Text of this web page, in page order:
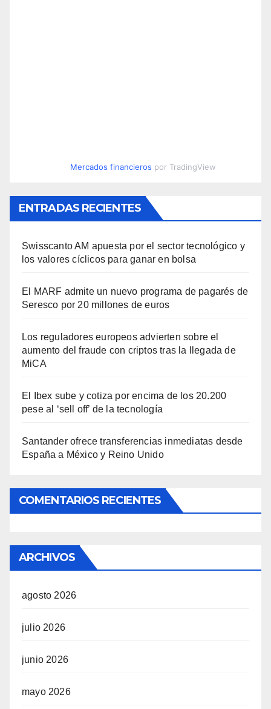
Mercados financieros por TradingView
ENTRADAS RECIENTES
Swisscanto AM apuesta por el sector tecnológico y
los valores cíclicos para ganar en bolsa
El MARF admite un nuevo programa de pagarés de
Seresco por 20 millones de euros
Los reguladores europeos advierten sobre el
aumento del fraude con criptos tras la llegada de
MiCA
El Ibex sube y cotiza por encima de los 20.200
pese al ‘sell off’ de la tecnología
Santander ofrece transferencias inmediatas desde
España a México y Reino Unido
COMENTARIOS RECIENTES
ARCHIVOS
agosto 2026
julio 2026
junio 2026
mayo 2026